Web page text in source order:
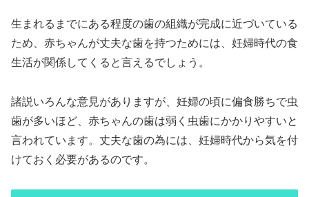
生まれるまでにある程度の歯の組織が完成に近づいている
ため、赤ちゃんが丈夫な歯を持つためには、妊婦時代の食
生活が関係してくると言えるでしょう。
諸説いろんな意見がありますが、妊婦の頃に偏食勝ちで虫
歯が多いほど、赤ちゃんの歯は弱く虫歯にかかりやすいと
言われています。丈夫な歯の為には、妊婦時代から気を付
けておく必要があるのです。